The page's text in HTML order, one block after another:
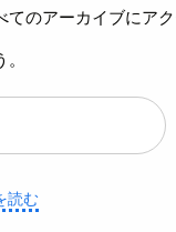
のアーカイブにア
読む